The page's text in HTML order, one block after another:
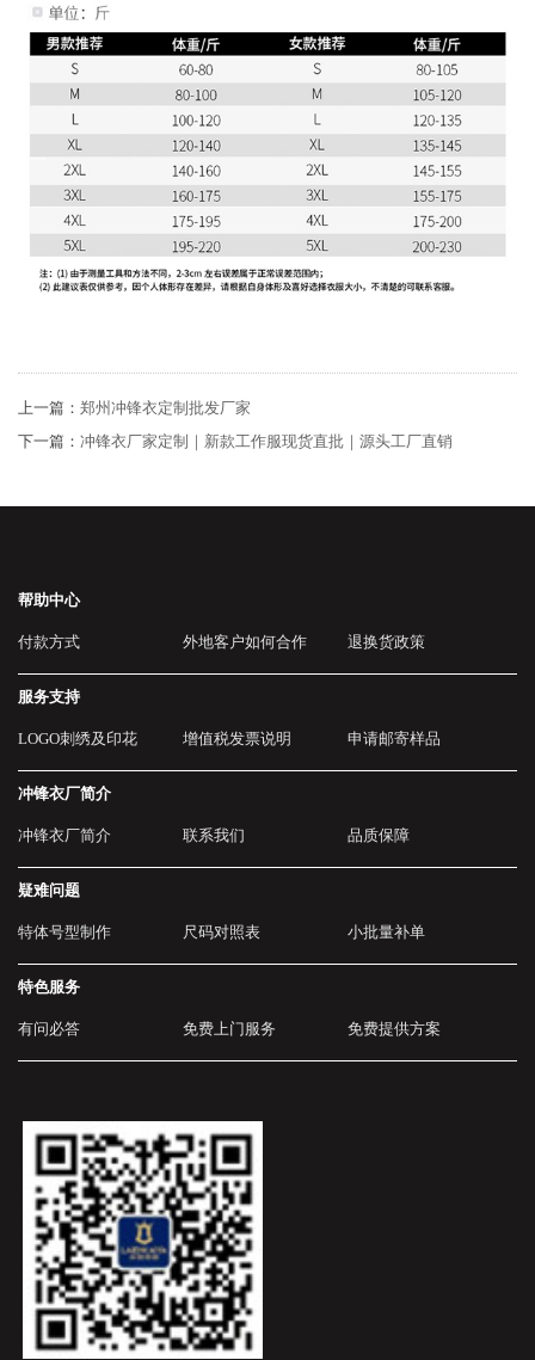
上一篇： 郑州冲锋衣定制批发厂家
下一篇： 冲锋衣厂家定制｜新款工作服现货直批｜源头工厂直销
帮助中心
付款方式 外地客户如何合作 退换货政策
服务支持
LOGO刺绣及印花 增值税发票说明 申请邮寄样品
冲锋衣厂简介
冲锋衣厂简介 联系我们 品质保障
疑难问题
特体号型制作 尺码对照表 小批量补单
特色服务
有问必答 免费上门服务 免费提供方案